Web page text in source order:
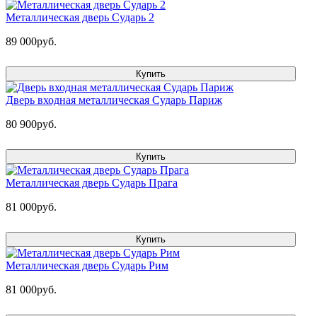
Металлическая дверь Сударь 2
89 000руб.
Купить
Дверь входная металлическая Сударь Париж
80 900руб.
Купить
Металлическая дверь Сударь Прага
81 000руб.
Купить
Металлическая дверь Сударь Рим
81 000руб.